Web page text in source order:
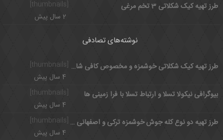
طرز تهیه کیک شکلاتی 3 تخم مرغی
2 سال پیش
نوشته‌های تصادفی
[thumbnails] طرز تهیه کیک شکلاتی خوشمزه و مخصوص کافی شاپی در خانه
4 سال پیش
بیوگرافی نیکولا تسلا و ارتباط تسلا با فرا زمینی ها
4 سال پیش
[thumbnails] طرز تهیه دو نوع کله جوش خوشمزه ترکی و اصفهانی به روش سنتی
4 سال پیش